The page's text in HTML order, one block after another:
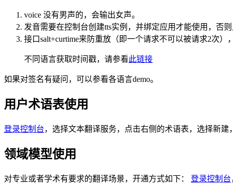
voice 没有男声的，会输出女声。
发音需要在控制台创建tts实例，并绑定应用才能使用，否则
接口salt+curtime来防重放（即一个请求不可以被请求2次）
不同语言获取时间戳，请参看此链接
如果对签名有疑问，可以参看各语言demo。
用户术语表使用
登录控制台，选择文本翻译服务，点击右侧的术语表，选择新
领域模型使用
对专业或者学术有要求的翻译场景，开通方式如下： 登录控制台